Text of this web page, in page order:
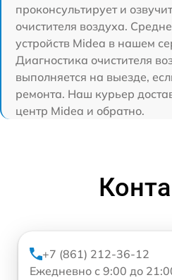
проконсультирует и
очистителя воздуха.
устройств Midea в нашем
Диагностика очистителя
выполняется на выезде,
ремонта. Наш курьер
центр Midea и обратно.
+7 (861) 212-36-12
Ежедневно с 9:00 до